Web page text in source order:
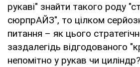
рукаві" знайти такого роду
сюрпрАЙЗ", то цілком
питання – як цього
заздалегідь відгодованого
непомітно у рукав чи